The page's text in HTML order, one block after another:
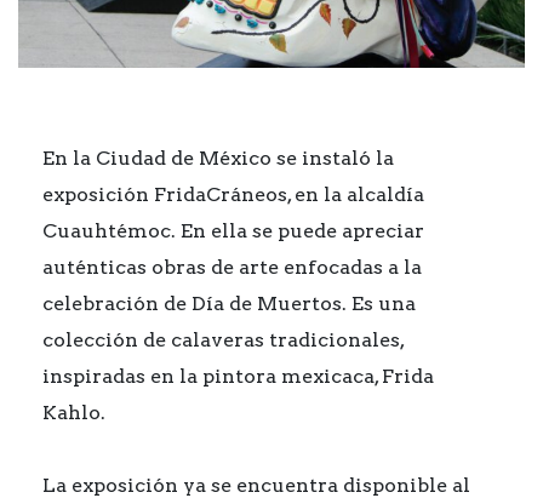
En la Ciudad de México se instaló la
exposición FridaCráneos, en la alcaldía
Cuauhtémoc. En ella se puede apreciar
auténticas obras de arte enfocadas a la
celebración de Día de Muertos. Es una
colección de calaveras tradicionales,
inspiradas en la pintora mexicaca, Frida
Kahlo.
La exposición ya se encuentra disponible al